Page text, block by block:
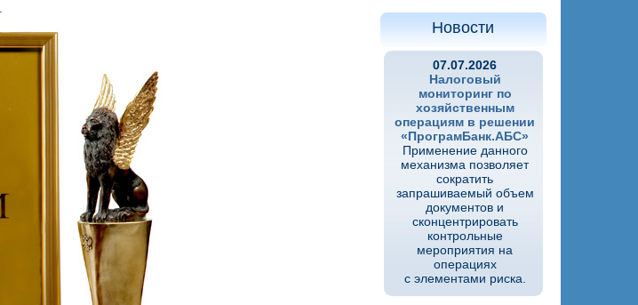
Новости
07.07.2026
Налоговый
мониторинг по
хозяйственным
операциям в решении
«ПрограмБанк.АБС»
Применение данного
механизма позволяет
сократить
запрашиваемый объем
документов и
сконцентрировать
контрольные
мероприятия на
операциях
с элементами риска.